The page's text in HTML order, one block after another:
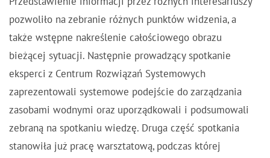
pozwoliło na zebranie różnych punktów widzenia, a
także wstępne nakreślenie całościowego obrazu
bieżącej sytuacji. Następnie prowadzący spotkanie
eksperci z Centrum Rozwiązań Systemowych
zaprezentowali systemowe podejście do zarządzania
zasobami wodnymi oraz uporządkowali i podsumowali
zebraną na spotkaniu wiedzę. Druga część spotkania
stanowiła już pracę warsztatową, podczas której